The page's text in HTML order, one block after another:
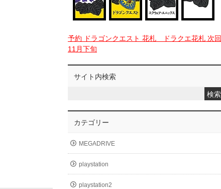
予約 ドラゴンクエスト 花札 ドラクエ花札 次回
11月下旬
サイト内検索
カテゴリー
MEGADRIVE
playstation
playstation2